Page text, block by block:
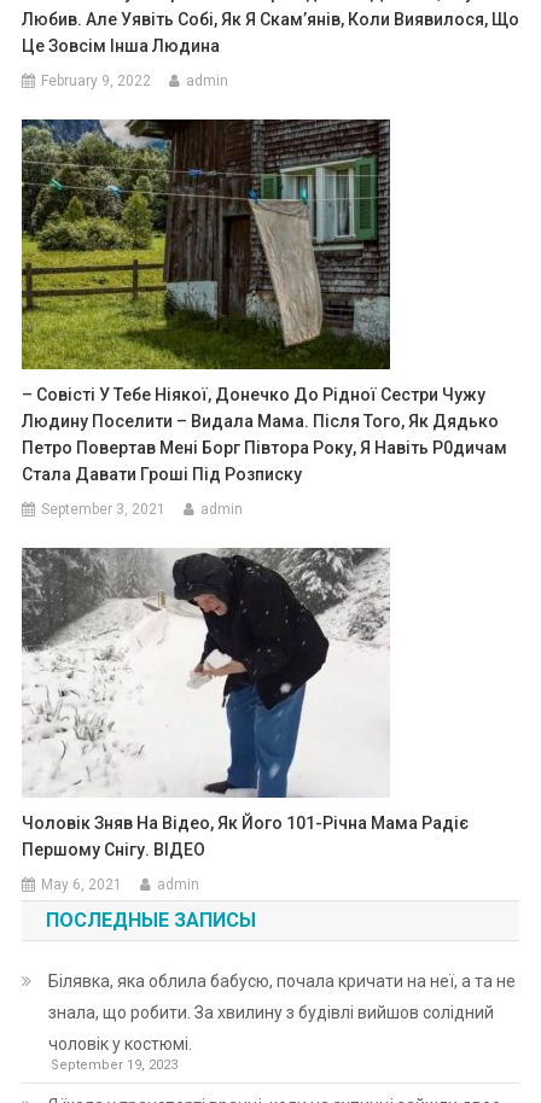
Любив. Але Уявіть Собі, Як Я Скам’янів, Коли Виявилося, Що
Це Зовсім Інша Людина
February 9, 2022 admin
– Совісті У Тебе Ніякої, Донечко До Рідної Сестри Чужу
Людину Поселити – Видала Мама. Після Того, Як Дядько
Петро Повертав Мені Борг Півтора Року, Я Навіть Р0дичам
Стала Давати Гроші Під Розписку
September 3, 2021 admin
Чоловік Зняв На Відео, Як Його 101-Річна Мама Радіє
Першому Снігу. ВIДЕО
May 6, 2021 admin
ПОСЛЕДНЫЕ ЗАПИСЫ
Білявка, яка облила бабусю, почала кричати на неї, а та не
знала, що робити. За хвилину з будівлі вийшов солідний
чоловік у костюмі.
September 19, 2023